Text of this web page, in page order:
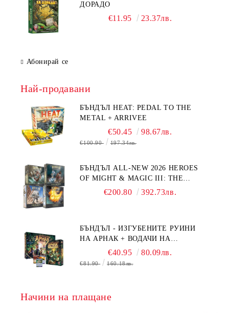
ДОРАДО
€11.95 23.37лв.
Абонирай се
Най-продавани
БЪНДЪЛ HEAT: PEDAL TO THE
METAL + ARRIVEE
€50.45 98.67лв.
€100.90 197.34лв.
БЪНДЪЛ ALL-NEW 2026 HEROES
OF MIGHT & MAGIC III: THE
BOARD GAME EXPANSIONS -
€200.80 392.73лв.
БЪНДЪЛ - ИЗГУБЕНИТЕ РУИНИ
НА АРНАК + ВОДАЧИ НА
ЕКСПЕДИЦИИ + ПРОМО КАРТИ
БЕЗПЛАТНО
€40.95 80.09лв.
€81.90 160.18лв.
Начини на плащане